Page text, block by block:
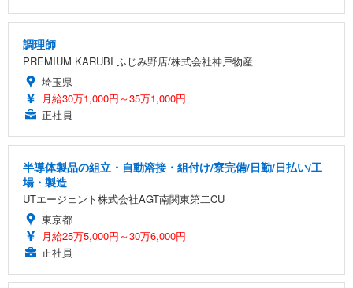
調理師
PREMIUM KARUBI ふじみ野店/株式会社神戸物産
埼玉県
月給30万1,000円～35万1,000円
正社員
半導体製品の組立・自動溶接・組付け/寮完備/日勤/日払い/工
場・製造
UTエージェント株式会社AGT南関東第二CU
東京都
月給25万5,000円～30万6,000円
正社員